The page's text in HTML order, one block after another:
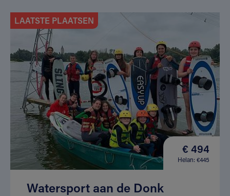
LAATSTE PLAATSEN
€ 494
Helan: €445
Watersport aan de Donk